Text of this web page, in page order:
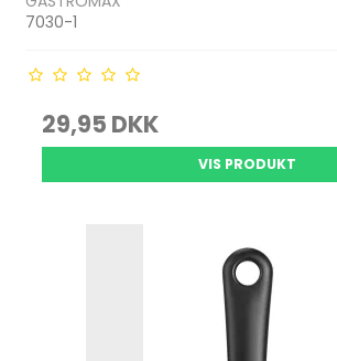
7030-1
29,95 DKK
VIS PRODUKT